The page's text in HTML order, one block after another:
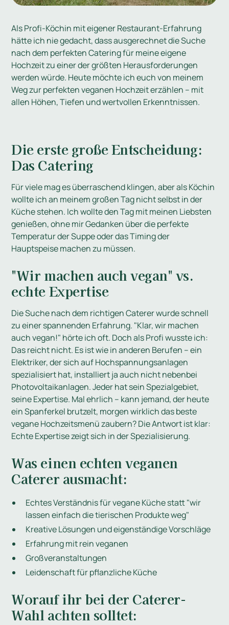
Als Profi-Köchin mit eigener Restaurant-Erfahrung
hätte ich nie gedacht, dass ausgerechnet die Suche
nach dem perfekten Catering für meine eigene
Hochzeit zu einer der größten Herausforderungen
werden würde. Heute möchte ich euch von meinem
Weg zur perfekten veganen Hochzeit erzählen – mit
allen Höhen, Tiefen und wertvollen Erkenntnissen.
Die erste große Entscheidung:
Das Catering
Für viele mag es überraschend klingen, aber als Köchin
wollte ich an meinem großen Tag nicht selbst in der
Küche stehen. Ich wollte den Tag mit meinen Liebsten
genießen, ohne mir Gedanken über die perfekte
Temperatur der Suppe oder das Timing der
Hauptspeise machen zu müssen.
"Wir machen auch vegan" vs.
echte Expertise
Die Suche nach dem richtigen Caterer wurde schnell
zu einer spannenden Erfahrung. "Klar, wir machen
auch vegan!" hörte ich oft. Doch als Profi wusste ich:
Das reicht nicht. Es ist wie in anderen Berufen – ein
Elektriker, der sich auf Hochspannungsanlagen
spezialisiert hat, installiert ja auch nicht nebenbei
Photovoltaikanlagen. Jeder hat sein Spezialgebiet,
seine Expertise. Mal ehrlich – kann jemand, der heute
ein Spanferkel brutzelt, morgen wirklich das beste
vegane Hochzeitsmenü zaubern? Die Antwort ist klar:
Echte Expertise zeigt sich in der Spezialisierung.
Was einen echten veganen
Caterer ausmacht:
Echtes Verständnis für vegane Küche statt "wir
lassen einfach die tierischen Produkte weg"
Kreative Lösungen und eigenständige Vorschläge
Erfahrung mit rein veganen
Großveranstaltungen
Leidenschaft für pflanzliche Küche
Worauf ihr bei der Caterer-
Wahl achten solltet: